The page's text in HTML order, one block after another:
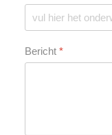
Bericht *